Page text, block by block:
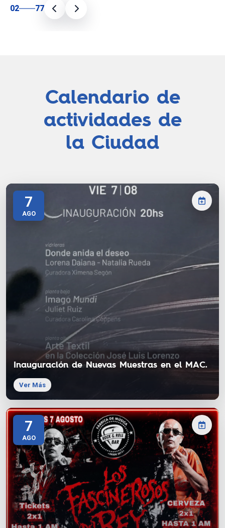
02 77
Calendario de
actividades de
la Ciudad
7
AGO
Inauguración de Nuevas Muestras en el MAC.
Ver Más
7
AGO